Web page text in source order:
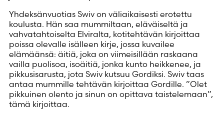
Yhdeksänvuotias Swiv on väliaikaisesti erotettu
koulusta. Hän saa mummiltaan, eläväiseltä ja
vahvatahtoiselta Elviralta, kotitehtävän kirjoittaa
poissa olevalle isälleen kirje, jossa kuvailee
elämäänsä: äitiä, joka on viimeisillään raskaana
vailla puolisoa, isoäitiä, jonka kunto heikkenee, ja
pikkusisarusta, jota Swiv kutsuu Gordiksi. Swiv taas
antaa mummille tehtävän kirjoittaa Gordille. ”Olet
pikkuinen olento ja sinun on opittava taistelemaan”,
tämä kirjoittaa.